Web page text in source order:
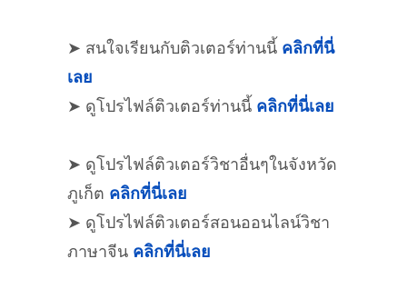
➤ สนใจเรียนกับติวเตอร์ท่านนี้ คลิกที่นี่
เลย
➤ ดูโปรไฟล์ติวเตอร์ท่านนี้ คลิกที่นี่เลย
➤ ดูโปรไฟล์ติวเตอร์วิชาอื่นๆในจังหวัด
ภูเก็ต คลิกที่นี่เลย
➤ ดูโปรไฟล์ติวเตอร์สอนออนไลน์วิชา
ภาษาจีน คลิกที่นี่เลย